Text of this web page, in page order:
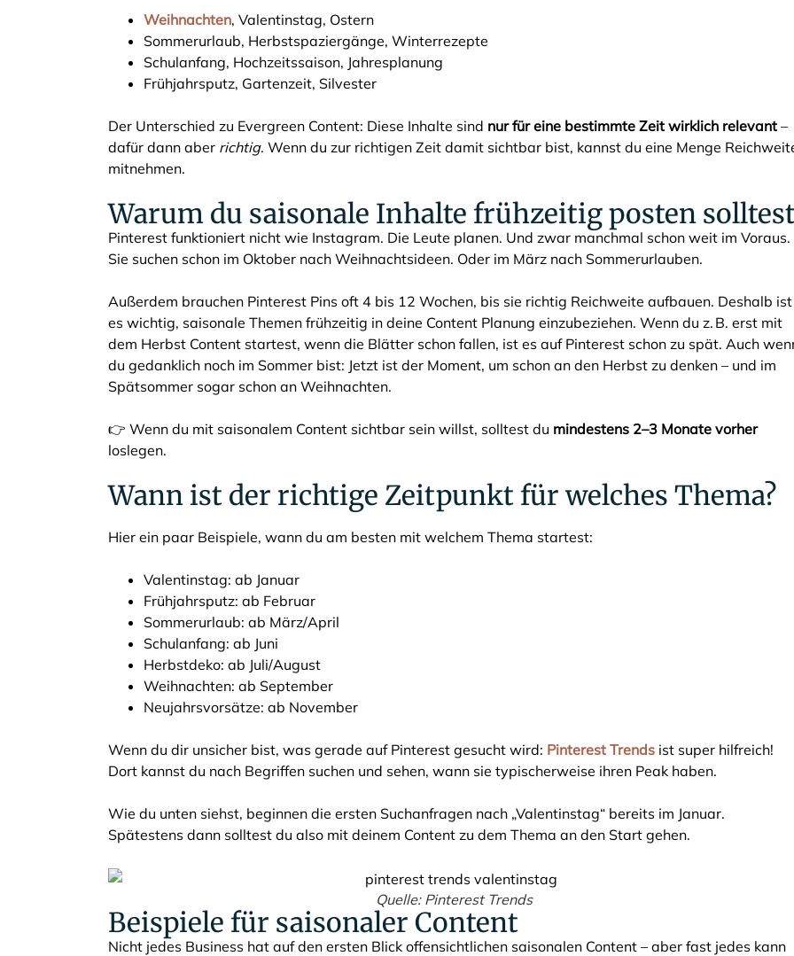
Weihnachten, Valentinstag, Ostern
Sommerurlaub, Herbstspaziergänge, Winterrezepte
Schulanfang, Hochzeitssaison, Jahresplanung
Frühjahrsputz, Gartenzeit, Silvester
Der Unterschied zu Evergreen Content: Diese Inhalte sind nur für eine bestimmte Zeit wirklich relevant –
dafür dann aber richtig. Wenn du zur richtigen Zeit damit sichtbar bist, kannst du eine Menge
mitnehmen.
Warum du saisonale Inhalte frühzeitig posten
Pinterest funktioniert nicht wie Instagram. Die Leute planen. Und zwar manchmal schon weit im Voraus.
Sie suchen schon im Oktober nach Weihnachtsideen. Oder im März nach Sommerurlauben.
Außerdem brauchen Pinterest Pins oft 4 bis 12 Wochen, bis sie richtig Reichweite aufbauen. Deshalb ist
es wichtig, saisonale Themen frühzeitig in deine Content Planung einzubeziehen. Wenn du z. B. erst mit
dem Herbst Content startest, wenn die Blätter schon fallen, ist es auf Pinterest schon zu spät. Auch
du gedanklich noch im Sommer bist: Jetzt ist der Moment, um schon an den Herbst zu denken – und im
Spätsommer sogar schon an Weihnachten.
👉 Wenn du mit saisonalem Content sichtbar sein willst, solltest du mindestens 2–3 Monate vorher
loslegen.
Wann ist der richtige Zeitpunkt für welches Thema?
Hier ein paar Beispiele, wann du am besten mit welchem Thema startest:
Valentinstag: ab Januar
Frühjahrsputz: ab Februar
Sommerurlaub: ab März/April
Schulanfang: ab Juni
Herbstdeko: ab Juli/August
Weihnachten: ab September
Neujahrsvorsätze: ab November
Wenn du dir unsicher bist, was gerade auf Pinterest gesucht wird: Pinterest Trends ist super hilfreich!
Dort kannst du nach Begriffen suchen und sehen, wann sie typischerweise ihren Peak haben.
Wie du unten siehst, beginnen die ersten Suchanfragen nach „Valentinstag“ bereits im Januar.
Spätestens dann solltest du also mit deinem Content zu dem Thema an den Start gehen.
Quelle: Pinterest Trends
Beispiele für saisonaler Content
Nicht jedes Business hat auf den ersten Blick offensichtlichen saisonalen Content – aber fast jedes kann